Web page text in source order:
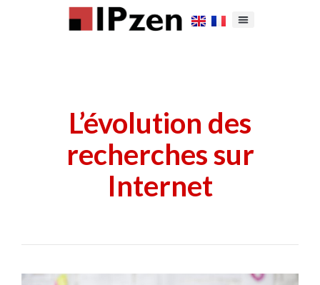
L’évolution des
recherches sur
Internet